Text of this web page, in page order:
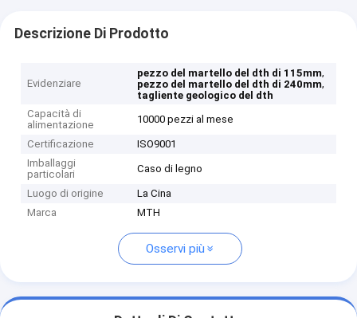
Descrizione Di Prodotto
Evidenziare
pezzo del martello del dth di 115mm,
pezzo del martello del dth di 240mm,
tagliente geologico del dth
Capacità di
alimentazione
10000 pezzi al mese
Certificazione
ISO9001
Imballaggi
particolari
Caso di legno
Luogo di origine
La Cina
Marca
MTH
Osservi più